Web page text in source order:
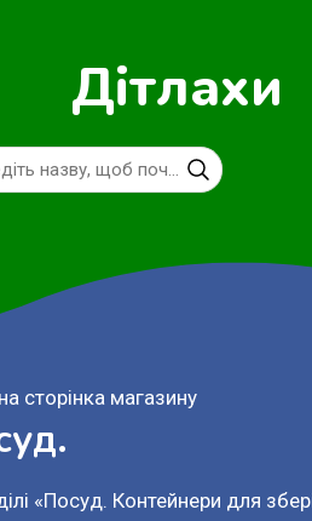
Дітлахи
сторінка магазину
«Посуд. Контейнери для